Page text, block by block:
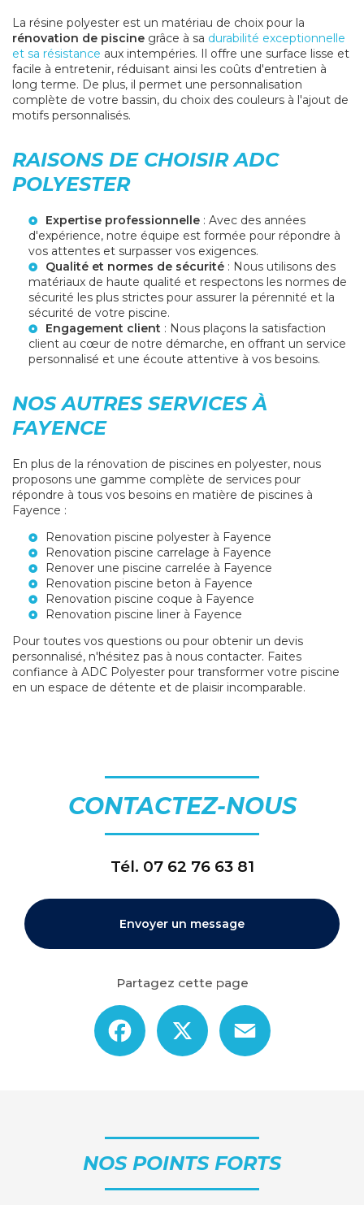
La résine polyester est un matériau de choix pour la
rénovation de piscine grâce à sa durabilité exceptionnelle
et sa résistance aux intempéries. Il offre une surface lisse et
facile à entretenir, réduisant ainsi les coûts d'entretien à
long terme. De plus, il permet une personnalisation
complète de votre bassin, du choix des couleurs à l'ajout de
motifs personnalisés.
RAISONS DE CHOISIR ADC
POLYESTER
Expertise professionnelle : Avec des années
d'expérience, notre équipe est formée pour répondre à
vos attentes et surpasser vos exigences.
Qualité et normes de sécurité : Nous utilisons des
matériaux de haute qualité et respectons les normes de
sécurité les plus strictes pour assurer la pérennité et la
sécurité de votre piscine.
Engagement client : Nous plaçons la satisfaction
client au cœur de notre démarche, en offrant un service
personnalisé et une écoute attentive à vos besoins.
NOS AUTRES SERVICES À
FAYENCE
En plus de la rénovation de piscines en polyester, nous
proposons une gamme complète de services pour
répondre à tous vos besoins en matière de piscines à
Fayence :
Renovation piscine polyester à Fayence
Renovation piscine carrelage à Fayence
Renover une piscine carrelée à Fayence
Renovation piscine beton à Fayence
Renovation piscine coque à Fayence
Renovation piscine liner à Fayence
Pour toutes vos questions ou pour obtenir un devis
personnalisé, n'hésitez pas à nous contacter. Faites
confiance à ADC Polyester pour transformer votre piscine
en un espace de détente et de plaisir incomparable.
CONTACTEZ-NOUS
Tél. 07 62 76 63 81
Envoyer un message
Partagez cette page
Facebook
NOS POINTS FORTS